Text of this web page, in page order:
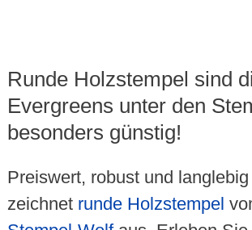
Runde Holzstempel sind
Evergreens unter den
besonders günstig!
Preiswert, robust und
zeichnet runde Holzstempel